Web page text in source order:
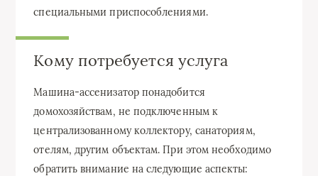
специальными приспособлениями.
Кому потребуется услуга
Машина-ассенизатор понадобится
домохозяйствам, не подключенным к
централизованному коллектору, санаториям,
отелям, другим объектам. При этом необходимо
обратить внимание на следующие аспекты: